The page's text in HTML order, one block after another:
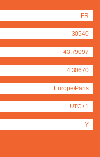
FR
30540
43.79097
4.30670
Europe/Paris
UTC+1
Y